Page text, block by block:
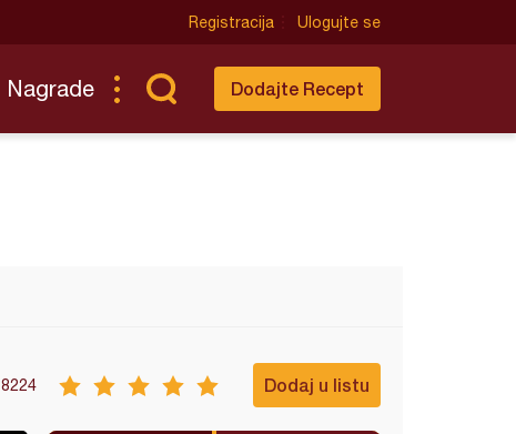
Registracija Ulogujte se
Nagrade Dodajte Recept
8224 Dodaj u listu